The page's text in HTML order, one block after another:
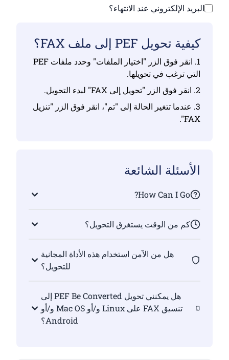
البريد الإلكتروني عند الانتهاء؟
كيفية تحويل PEF إلى ملف FAX؟
1. انقر فوق الزر "اختيار الملفات" وحدد ملفات PEF
التي ترغب في تحويلها.
2. انقر فوق الزر "تحويل إلى FAX" لبدء التحويل.
3. عندما تتغير الحالة إلى "تم"، انقر فوق الزر "تنزيل
FAX".
الأسئلة الشائعة
How Can I Go?
كم من الوقت يستغرق التحويل؟
هل من الآمن استخدام هذه الأداة المجانية
للتحويل؟
هل يمكنني تحويل PEF Be Converted إلى
تنسيق FAX على Linux و/أو Mac OS و/أو
Android؟